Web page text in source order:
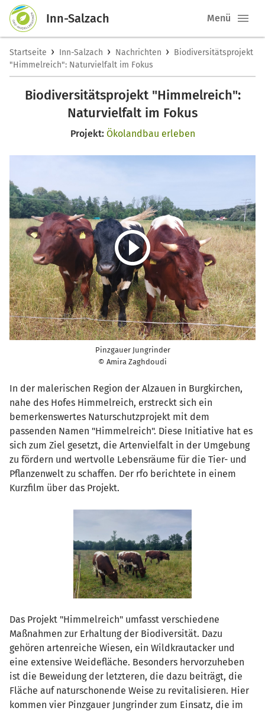
Inn-Salzach Menü
Startseite › Inn-Salzach › Nachrichten › Biodiversitätsprojekt
"Himmelreich": Naturvielfalt im Fokus
Biodiversitätsprojekt "Himmelreich":
Naturvielfalt im Fokus
Projekt: Ökolandbau erleben
Pinzgauer Jungrinder
© Amira Zaghdoudi
In der malerischen Region der Alzauen in Burgkirchen,
nahe des Hofes Himmelreich, erstreckt sich ein
bemerkenswertes Naturschutzprojekt mit dem
passenden Namen "Himmelreich". Diese Initiative hat es
sich zum Ziel gesetzt, die Artenvielfalt in der Umgebung
zu fördern und wertvolle Lebensräume für die Tier- und
Pflanzenwelt zu schaffen. Der rfo berichtete in einem
Kurzfilm über das Projekt.
Das Projekt "Himmelreich" umfasst verschiedene
Maßnahmen zur Erhaltung der Biodiversität. Dazu
gehören artenreiche Wiesen, ein Wildkrautacker und
eine extensive Weidefläche. Besonders hervorzuheben
ist die Beweidung der letzteren, die dazu beiträgt, die
Fläche auf naturschonende Weise zu revitalisieren. Hier
kommen vier Pinzgauer Jungrinder zum Einsatz, die im